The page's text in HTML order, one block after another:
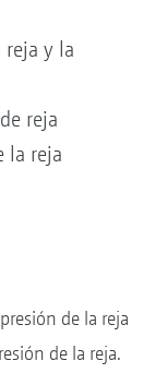
y la
reja
la reja
de la reja
de la reja.